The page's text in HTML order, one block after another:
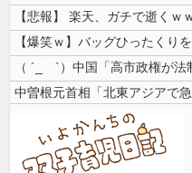
【爆笑ｗ】バッグひったくり
中曽根元首相「北東アジアで